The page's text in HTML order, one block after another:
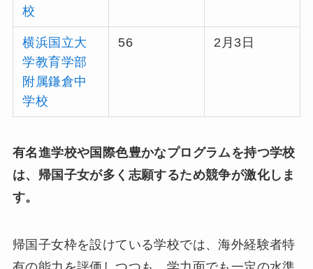
校
横浜国立大
学教育学部
附属鎌倉中
学校
56 2月3日
有名進学校や国際色豊かなプログラムを持つ学校
は、帰国子女が多く志願するため競争が激化しま
す。
帰国子女枠を設けている学校では、海外経験者特